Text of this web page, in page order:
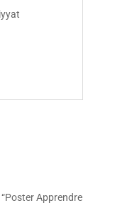
Apprendre